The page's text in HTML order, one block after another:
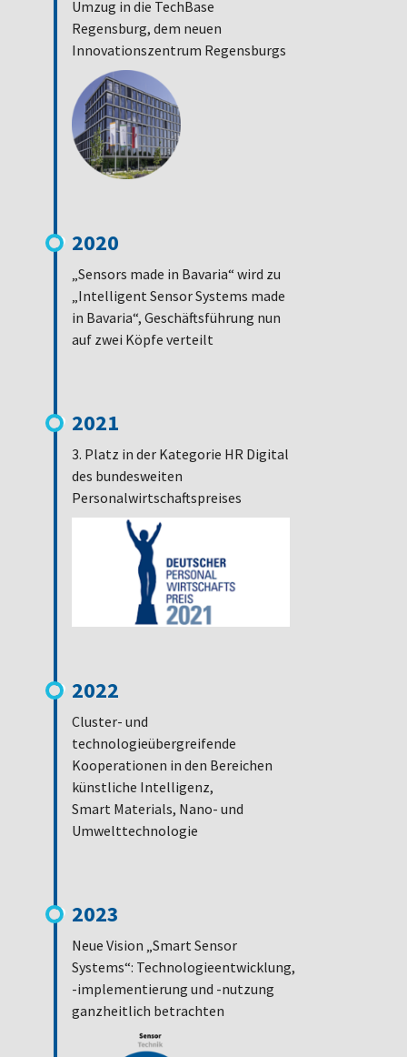
Umzug in die TechBase
Regensburg, dem neuen
Innovationszentrum Regensburgs
2020
„Sensors made in Bavaria“ wird zu
„Intelligent Sensor Systems made
in Bavaria“, Geschäftsführung nun
auf zwei Köpfe verteilt
2021
3. Platz in der Kategorie HR Digital
des bundesweiten
Personalwirtschaftspreises
2022
Cluster- und
technologieübergreifende
Kooperationen in den Bereichen
künstliche Intelligenz,
Smart Materials, Nano- und
Umwelttechnologie
2023
Neue Vision „Smart Sensor
Systems“: Technologieentwicklung,
-implementierung und -nutzung
ganzheitlich betrachten